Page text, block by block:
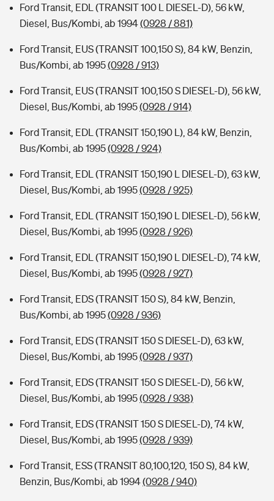
Ford Transit, EDL (TRANSIT 100 L DIESEL-D), 56 kW,
Diesel, Bus/Kombi, ab 1994(0928 / 881)
Ford Transit, EUS (TRANSIT 100,150 S), 84 kW, Benzin,
Bus/Kombi, ab 1995(0928 / 913)
Ford Transit, EUS (TRANSIT 100,150 S DIESEL-D), 56 kW,
Diesel, Bus/Kombi, ab 1995(0928 / 914)
Ford Transit, EDL (TRANSIT 150,190 L), 84 kW, Benzin,
Bus/Kombi, ab 1995(0928 / 924)
Ford Transit, EDL (TRANSIT 150,190 L DIESEL-D), 63 kW,
Diesel, Bus/Kombi, ab 1995(0928 / 925)
Ford Transit, EDL (TRANSIT 150,190 L DIESEL-D), 56 kW,
Diesel, Bus/Kombi, ab 1995(0928 / 926)
Ford Transit, EDL (TRANSIT 150,190 L DIESEL-D), 74 kW,
Diesel, Bus/Kombi, ab 1995(0928 / 927)
Ford Transit, EDS (TRANSIT 150 S), 84 kW, Benzin,
Bus/Kombi, ab 1995(0928 / 936)
Ford Transit, EDS (TRANSIT 150 S DIESEL-D), 63 kW,
Diesel, Bus/Kombi, ab 1995(0928 / 937)
Ford Transit, EDS (TRANSIT 150 S DIESEL-D), 56 kW,
Diesel, Bus/Kombi, ab 1995(0928 / 938)
Ford Transit, EDS (TRANSIT 150 S DIESEL-D), 74 kW,
Diesel, Bus/Kombi, ab 1995(0928 / 939)
Ford Transit, ESS (TRANSIT 80,100,120, 150 S), 84 kW,
Benzin, Bus/Kombi, ab 1994(0928 / 940)